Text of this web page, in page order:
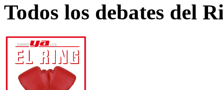
Todos los debates del